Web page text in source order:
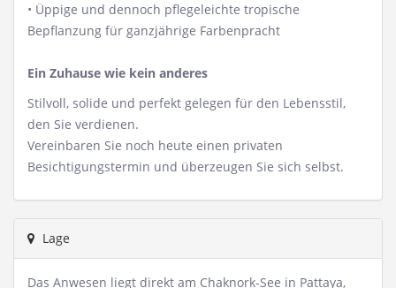
• Üppige und dennoch pflegeleichte tropische
Bepflanzung für ganzjährige Farbenpracht
Ein Zuhause wie kein anderes
Stilvoll, solide und perfekt gelegen für den Lebensstil,
den Sie verdienen.
Vereinbaren Sie noch heute einen privaten
Besichtigungstermin und überzeugen Sie sich selbst.
Lage
Das Anwesen liegt direkt am Chaknork-See in Pattaya,